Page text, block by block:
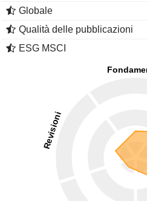
Globale
Qualità delle pubblicazioni
ESG MSCI